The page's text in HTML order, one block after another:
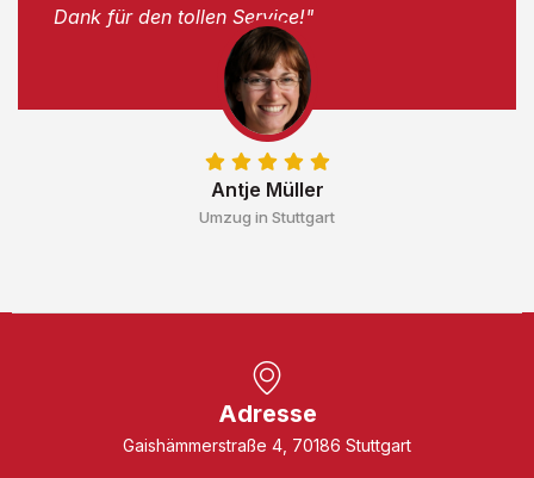
Antje Müller
Umzug in Stuttgart
Dank für den tollen Service!"
Adresse
Gaishämmerstraße 4, 70186 Stuttgart